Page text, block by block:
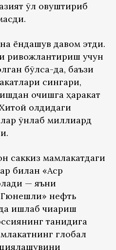
қўл қовуштириб
ёндашув давом этди.
ривожлантириш учун
бўлса-да, баъзи
сингари,
қочишга ҳаракат
олдидаги
ўнлаб миллиард
саккиз мамлакатдаги
билан «Аср
— яъни
нефть
ишлаб чиқариш
танқидига
глобал